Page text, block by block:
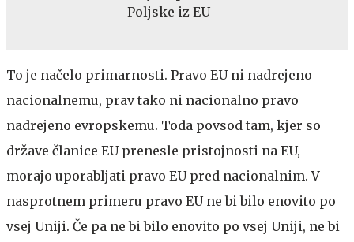
Poljske iz EU
To je načelo primarnosti. Pravo EU ni nadrejeno
nacionalnemu, prav tako ni nacionalno pravo
nadrejeno evropskemu. Toda povsod tam, kjer so
države članice EU prenesle pristojnosti na EU,
morajo uporabljati pravo EU pred nacionalnim. V
nasprotnem primeru pravo EU ne bi bilo enovito po
vsej Uniji. Če pa ne bi bilo enovito po vsej Uniji, ne bi